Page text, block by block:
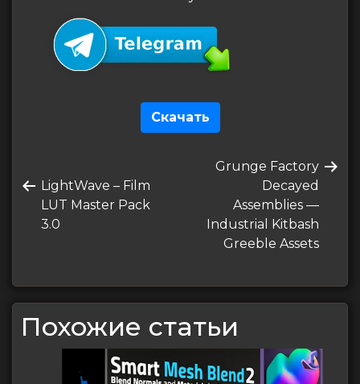
Скачать
по
записям
Предыдущая
запись
LightWave – Film
LUT Master Pack
3.0
Следующая
Grunge Factory
Decayed
Assemblies —
Industrial Kitbash
Greeble Assets
Похожие статьи